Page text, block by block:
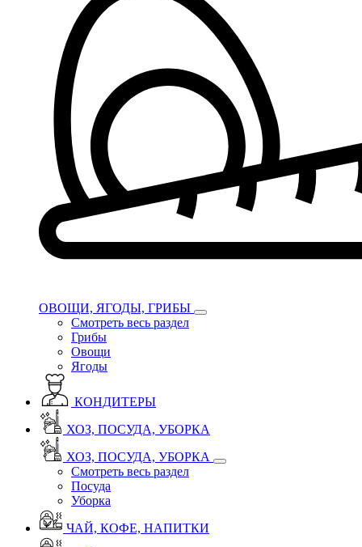
ОВОЩИ, ЯГОДЫ, ГРИБЫ
Смотреть весь раздел
Грибы
Овощи
Ягоды
КОНДИТЕРЫ
ХОЗ, ПОСУДА, УБОРКА
ХОЗ, ПОСУДА, УБОРКА
Смотреть весь раздел
Посуда
Уборка
ЧАЙ, КОФЕ, НАПИТКИ